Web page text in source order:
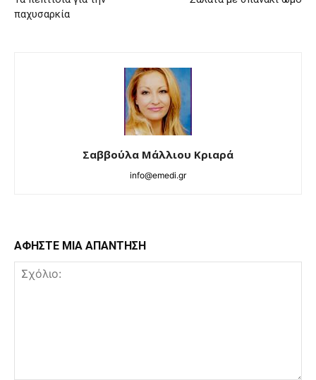
παχυσαρκία
Σαββούλα Μάλλιου Κριαρά
info@emedi.gr
ΑΦΗΣΤΕ ΜΙΑ ΑΠΑΝΤΗΣΗ